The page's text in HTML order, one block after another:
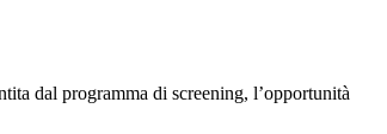
dal programma di screening, l’opportunità